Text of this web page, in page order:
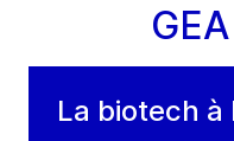
La biotech à